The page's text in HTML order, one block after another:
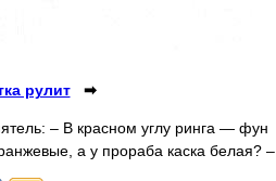
рулит➡
– В красном углу ринга — фун
а у прораба каска белая? –